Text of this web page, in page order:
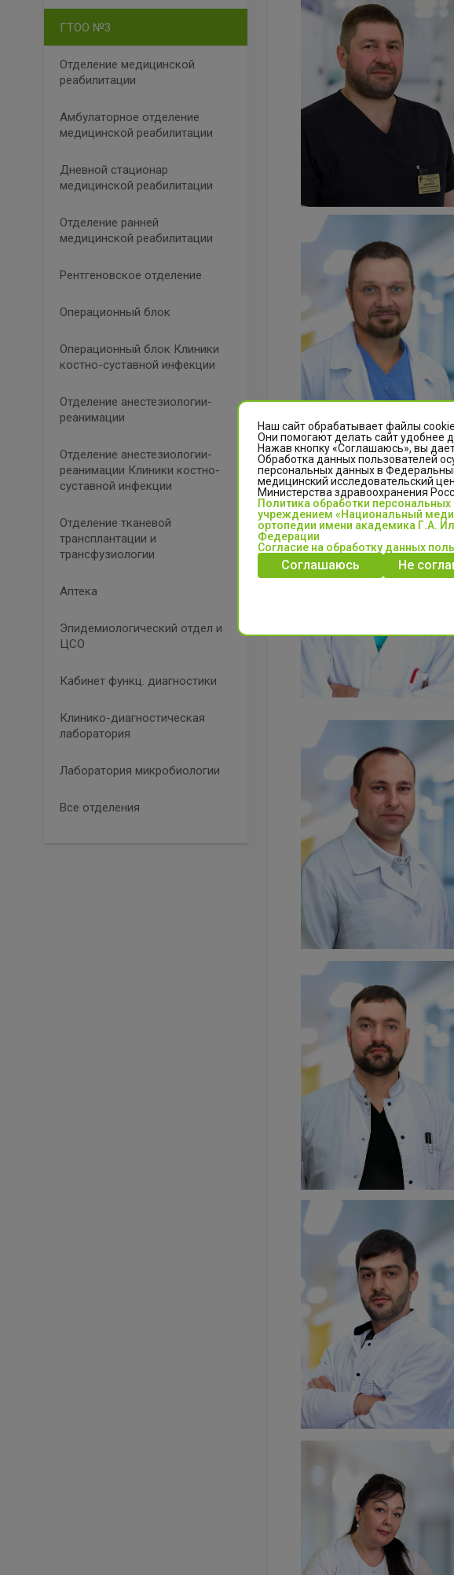
ГТОО №3
Отделение медицинской
реабилитации
Амбулаторное отделение
медицинской реабилитации
Дневной стационар
медицинской реабилитации
Отделение ранней
медицинской реабилитации
Рентгеновское отделение
Операционный блок
Операционный блок Клиники
костно-суставной инфекции
Отделение анестезиологии-
реанимации
Отделение анестезиологии-
реанимации Клиники костно-
суставной инфекции
Отделение тканевой
трансплантации и
трансфузиологии
Аптека
Эпидемиологический отдел и
ЦСО
Кабинет функц. диагностики
Клинико-диагностическая
лаборатория
Лаборатория микробиологии
Все отделения
Наш сайт обрабатывает файлы
Они помогают делать сайт удобнее
Нажав кнопку «Соглашаюсь», вы
Обработка данных пользователей
персональных данных в
медицинский исследовательский
Министерства здравоохранения
Политика обработки
учреждением «Национальный
ортопедии имени академика Г.А.
Федерации
Согласие на обработку данных
Соглашаюсь Не